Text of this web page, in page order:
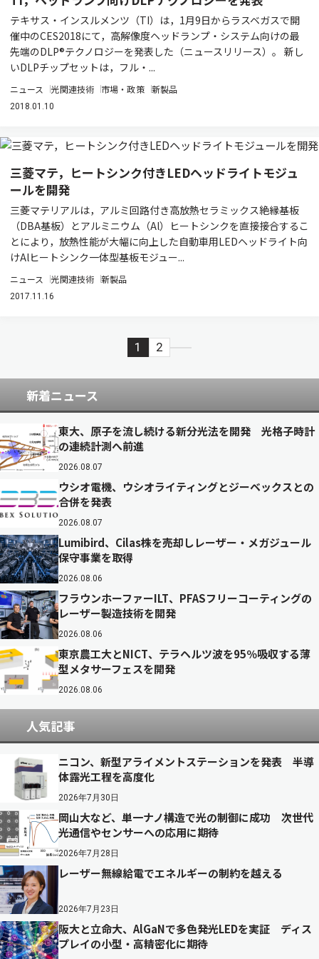
テキサス・インスルメンツ（TI）は，1月9日からラスベガスで開
催中のCES2018にて，高解像度ヘッドランプ・システム向けの最
先端のDLP®テクノロジーを発表した（ニュースリリース）。 新し
いDLPチップセットは，フル・...
ニュース 光関連技術 市場・政策 新製品
2018.01.10
三菱マテ，ヒートシンク付きLEDヘッドライトモジュ
ールを開発
三菱マテリアルは，アルミ回路付き高放熱セラミックス絶縁基板
（DBA基板）とアルミニウム（Al）ヒートシンクを直接接合するこ
とにより，放熱性能が大幅に向上した自動車用LEDヘッドライト向
けAlヒートシンク一体型基板モジュー...
ニュース 光関連技術 新製品
2017.11.16
1 2
新着ニュース
東大、原子を流し続ける新分光法を開発 光格子時計
の連続計測へ前進
2026.08.07
ウシオ電機、ウシオライティングとジーベックスとの
合併を発表
2026.08.07
Lumibird、Cilas株を売却しレーザー・メガジュール
保守事業を取得
2026.08.06
フラウンホーファーILT、PFASフリーコーティングの
レーザー製造技術を開発
2026.08.06
東京農工大とNICT、テラヘルツ波を95％吸収する薄
型メタサーフェスを開発
2026.08.06
人気記事
ニコン、新型アライメントステーションを発表 半導
体露光工程を高度化
2026年7月30日
岡山大など、単一ナノ構造で光の制御に成功 次世代
光通信やセンサーへの応用に期待
2026年7月28日
レーザー無線給電でエネルギーの制約を越える
2026年7月23日
阪大と立命大、AlGaNで多色発光LEDを実証 ディス
プレイの小型・高精密化に期待